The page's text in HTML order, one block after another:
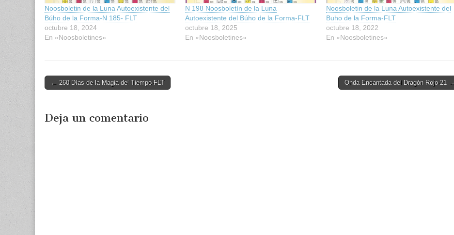
Noosboletin de la Luna Autoexistente del
Búho de la Forma-N 185- FLT
octubre 18, 2024
En «Noosboletines»
N 198 Noosboletín de la Luna
Autoexistente del Búho de la Forma-FLT
octubre 18, 2025
En «Noosboletines»
Noosboletin de la Luna Autoexistente del
Buho de la Forma-FLT
octubre 18, 2022
En «Noosboletines»
Post
← 260 Días de la Magia del Tiempo-FLT Onda Encantada del Dragón Rojo-21 →
Deja un comentario